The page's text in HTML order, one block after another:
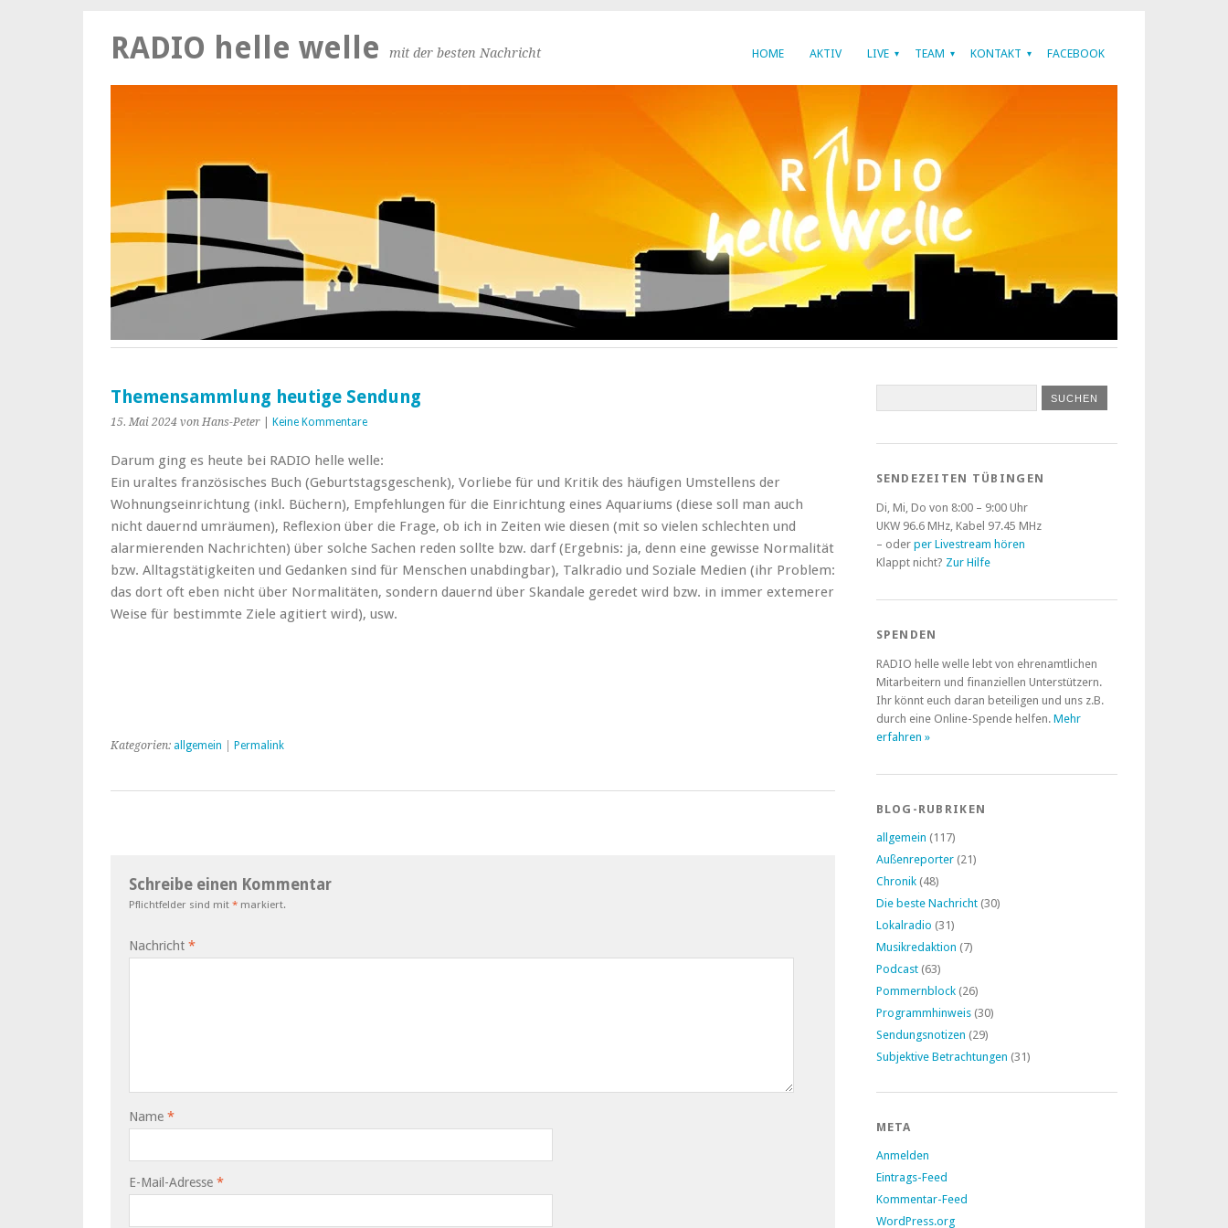
HOME AKTIV LIVE TEAM KONTAKT FACEBOOK
RADIO helle welle mit der besten Nachricht
Themensammlung heutige Sendung
15. Mai 2024 von Hans-Peter Keine Kommentare
Darum ging es heute bei RADIO helle welle:
Ein uraltes französisches Buch (Geburtstagsgeschenk), Vorliebe für und Kritik des häufigen Umstellens der
Wohnungseinrichtung (inkl. Büchern), Empfehlungen für die Einrichtung eines Aquariums (diese soll man auch
nicht dauernd umräumen), Reflexion über die Frage, ob ich in Zeiten wie diesen (mit so vielen schlechten und
alarmierenden Nachrichten) über solche Sachen reden sollte bzw. darf (Ergebnis: ja, denn eine gewisse Normalität
bzw. Alltagstätigkeiten und Gedanken sind für Menschen unabdingbar), Talkradio und Soziale Medien (ihr Problem:
das dort oft eben nicht über Normalitäten, sondern dauernd über Skandale geredet wird bzw. in immer extemerer
Weise für bestimmte Ziele agitiert wird), usw.
Kategorien: allgemein Permalink
Schreibe einen Kommentar
Pflichtfelder sind mit * markiert.
Nachricht *
Name *
E-Mail-Adresse *
SENDEZEITEN TÜBINGEN
Di, Mi, Do von 8:00 – 9:00 Uhr
UKW 96.6 MHz, Kabel 97.45 MHz
– oder per Livestream hören
Klappt nicht? Zur Hilfe
SPENDEN
RADIO helle welle lebt von ehrenamtlichen
Mitarbeitern und finanziellen Unterstützern.
Ihr könnt euch daran beteiligen und uns z.B.
durch eine Online-Spende helfen. Mehr
erfahren »
BLOG-RUBRIKEN
allgemein (117)
Außenreporter(21)
Chronik(48)
Die beste Nachricht(30)
Lokalradio (31)
Musikredaktion (7)
Podcast(63)
Pommernblock(26)
Programmhinweis(30)
Sendungsnotizen (29)
Subjektive Betrachtungen (31)
META
Anmelden
Eintrags-Feed
Kommentar-Feed
WordPress.org